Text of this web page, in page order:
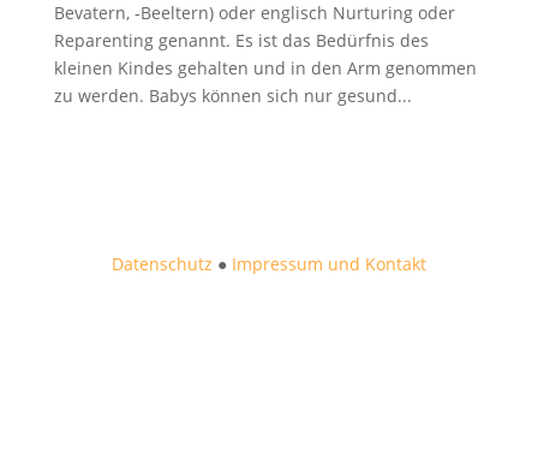
Bevatern, -Beeltern) oder englisch Nurturing oder
Reparenting genannt. Es ist das Bedürfnis des
kleinen Kindes gehalten und in den Arm genommen
zu werden. Babys können sich nur gesund...
Datenschutz ● Impressum und Kontakt